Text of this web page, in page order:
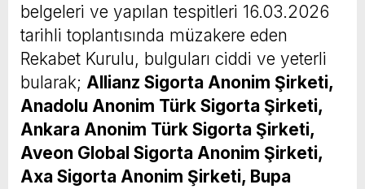
belgeleri ve yapılan tespitleri 16.03.2026
tarihli toplantısında müzakere eden
Rekabet Kurulu, bulguları ciddi ve yeterli
bularak; Allianz Sigorta Anonim Şirketi,
Anadolu Anonim Türk Sigorta Şirketi,
Ankara Anonim Türk Sigorta Şirketi,
Aveon Global Sigorta Anonim Şirketi,
Axa Sigorta Anonim Şirketi, Bupa